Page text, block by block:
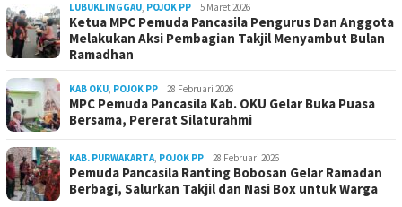
LUBUKLINGGAU, POJOK PP 5 Maret 2026
Ketua MPC Pemuda Pancasila Pengurus Dan Anggota
Melakukan Aksi Pembagian Takjil Menyambut Bulan
Ramadhan
KAB OKU, POJOK PP 28 Februari 2026
MPC Pemuda Pancasila Kab. OKU Gelar Buka Puasa
Bersama, Pererat Silaturahmi
KAB. PURWAKARTA, POJOK PP 28 Februari 2026
Pemuda Pancasila Ranting Bobosan Gelar Ramadan
Berbagi, Salurkan Takjil dan Nasi Box untuk Warga